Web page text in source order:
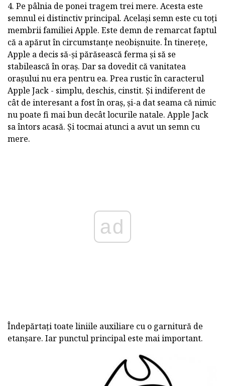
4. Pe pâlnia de ponei tragem trei mere. Acesta este
semnul ei distinctiv principal. Același semn este cu toți
membrii familiei Apple. Este demn de remarcat faptul
că a apărut în circumstanțe neobișnuite. În tinerețe,
Apple a decis să-și părăsească ferma și să se
stabilească în oraș. Dar sa dovedit că vanitatea
orașului nu era pentru ea. Prea rustic în caracterul
Apple Jack - simplu, deschis, cinstit. Și indiferent de
cât de interesant a fost în oraș, și-a dat seama că nimic
nu poate fi mai bun decât locurile natale. Apple Jack
sa întors acasă. Și tocmai atunci a avut un semn cu
mere.
ad
Îndepărtați toate liniile auxiliare cu o garnitură de
etanșare. Iar punctul principal este mai important.